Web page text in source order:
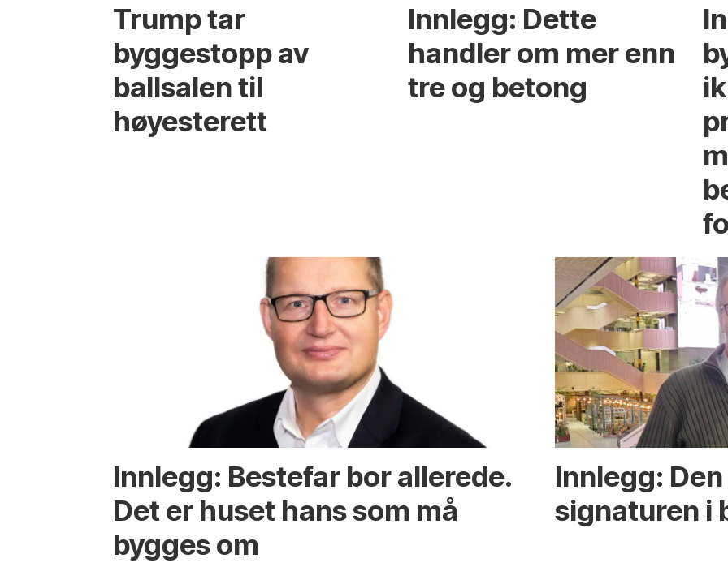
Trump tar
byggestopp av
ballsalen til
høyesterett
Innlegg: Dette
handler om mer enn
tre og betong
Innlegg: Bestefar bor allerede.
Det er huset hans som må
bygges om
Innlegg:
signaturen i